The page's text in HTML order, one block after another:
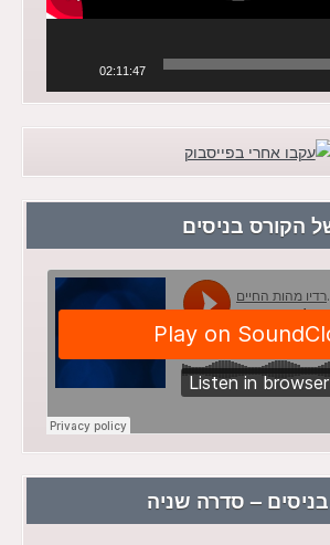
02:11:47
הקורס בניסים
– סדרה שניה